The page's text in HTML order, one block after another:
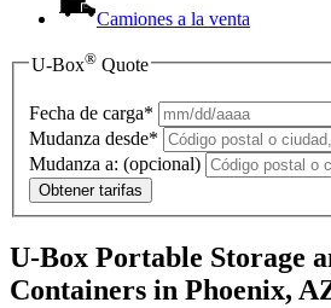
Camiones a la venta
U-Box® Quote
Fecha de carga*
Mudanza desde*
Mudanza a: (opcional)
Obtener tarifas
U-Box Portable Storage
Containers in Phoenix,